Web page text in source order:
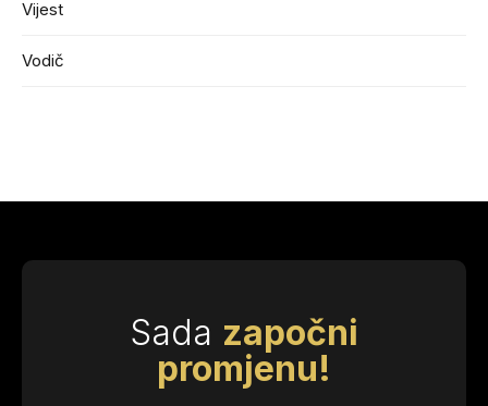
Vijest
Vodič
Sada započni
promjenu!